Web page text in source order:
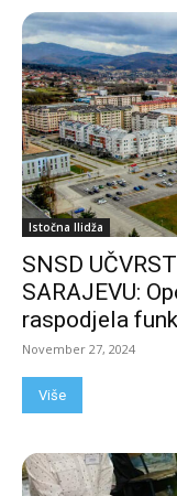
Istočna Ilidža
SNSD
SARAJEVU:
raspodjela
November 27, 2024
Više